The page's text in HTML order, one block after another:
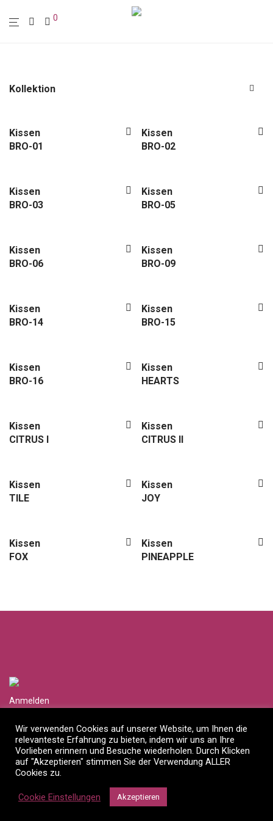
0
Kollektion
Polstermöbel
Möbel
Wanddekoration
Kissen
Sale
Kissen
BRO-01
Kissen
BRO-02
Kissen
BRO-03
Kissen
BRO-05
Kissen
BRO-06
Kissen
BRO-09
Kissen
BRO-14
Kissen
BRO-15
Kissen
BRO-16
Kissen
HEARTS
Kissen
CITRUS I
Kissen
CITRUS II
Kissen
TILE
Kissen
JOY
Kissen
FOX
Kissen
PINEAPPLE
Anmelden
Händlerlogin anfragen
Impressum
Datenschutzerklärung
Mossapour Interior Designs OHG
Wir verwenden Cookies auf unserer Website, um Ihnen die
relevanteste Erfahrung zu bieten, indem wir uns an Ihre
Vorlieben erinnern und Besuche wiederholen. Durch Klicken
auf "Akzeptieren" stimmen Sie der Verwendung ALLER
Cookies zu.
Cookie Einstellungen Akzeptieren